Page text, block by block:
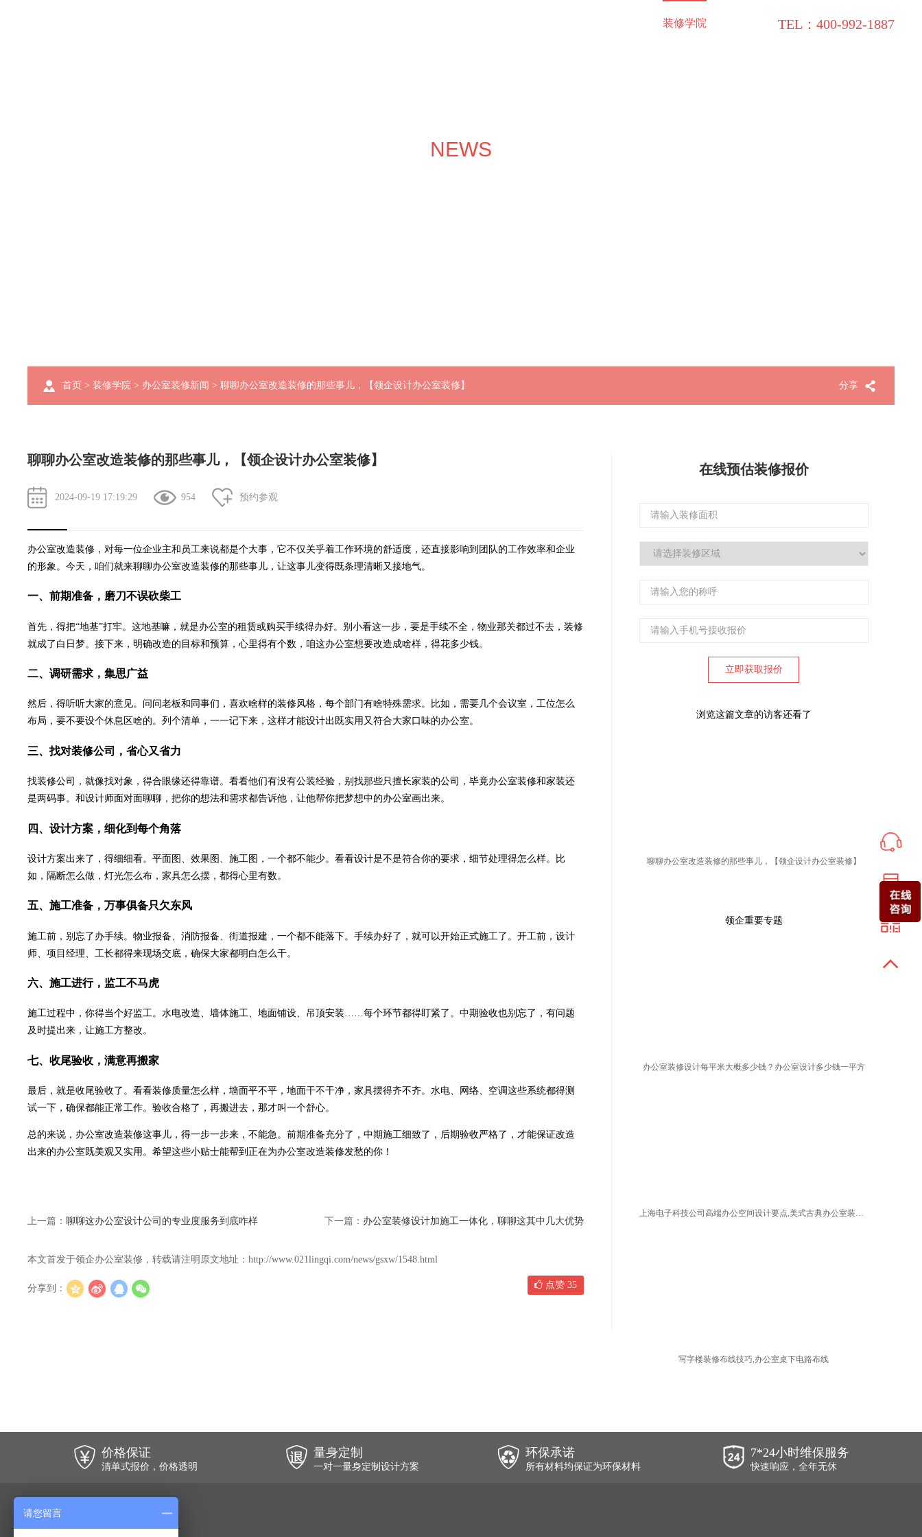
TEL：400-992-1887
装修学院
NEWS
分享
首页 > 装修学院 > 办公室装修新闻 > 聊聊办公室改造装修的那些事儿，【领企设计办公室装修】
聊聊办公室改造装修的那些事儿，【领企设计办公室装修】
2024-09-19 17:19:29 954 预约参观
办公室改造装修，对每一位企业主和员工来说都是个大事，它不仅关乎着工作环境的舒适度，还直接影响到团队的工作效率和企业
的形象。今天，咱们就来聊聊办公室改造装修的那些事儿，让这事儿变得既条理清晰又接地气。
一、前期准备，磨刀不误砍柴工
首先，得把“地基”打牢。这地基嘛，就是办公室的租赁或购买手续得办好。别小看这一步，要是手续不全，物业那关都过不去，装修
就成了白日梦。接下来，明确改造的目标和预算，心里得有个数，咱这办公室想要改造成啥样，得花多少钱。
二、调研需求，集思广益
然后，得听听大家的意见。问问老板和同事们，喜欢啥样的装修风格，每个部门有啥特殊需求。比如，需要几个会议室，工位怎么
布局，要不要设个休息区啥的。列个清单，一一记下来，这样才能设计出既实用又符合大家口味的办公室。
三、找对装修公司，省心又省力
找装修公司 ，就像找对象，得合眼缘还得靠谱。看看他们有没有公装经验，别找那些只擅长家装的公司，毕竟办公室装修和家装还
是两码事。和设计师面对面聊聊，把你的想法和需求都告诉他，让他帮你把梦想中的办公室画出来。
四、设计方案，细化到每个角落
设计方案出来了，得细细看。平面图、效果图、施工图，一个都不能少。看看设计是不是符合你的要求，细节处理得怎么样。比
如，隔断怎么做，灯光怎么布，家具怎么摆，都得心里有数。
五、施工准备，万事俱备只欠东风
施工前，别忘了办手续。物业报备、消防报备、街道报建，一个都不能落下。手续办好了，就可以开始正式施工了。开工前，设计
师、项目经理、工长都得来现场交底，确保大家都明白怎么干。
六、施工进行，监工不马虎
施工过程中，你得当个好监工。水电改造、墙体施工、地面铺设、吊顶安装……每个环节都得盯紧了。中期验收也别忘了，有问题
及时提出来，让施工方整改。
七、收尾验收，满意再搬家
最后，就是收尾验收了。看看装修质量怎么样，墙面平不平，地面干不干净，家具摆得齐不齐。水电、网络、空调这些系统都得测
试一下，确保都能正常工作。验收合格了，再搬进去，那才叫一个舒心。
总的来说，办公室改造装修这事儿，得一步一步来，不能急。前期准备充分了，中期施工细致了，后期验收严格了，才能保证改造
出来的办公室既美观又实用。希望这些小贴士能帮到正在为办公室改造装修发愁的你！
上一篇： 聊聊这办公室设计公司的专业度服务到底咋样 下一篇： 办公室装修设计加施工一体化，聊聊这其中几大优势
本文首发于领企办公室装修，转载请注明原文地址：http://www.021lingqi.com/news/gsxw/1548.html
分享到： 点赞 35
在线预估装修报价
浏览这篇文章的访客还看了
聊聊办公室改造装修的那些事儿，【领企设计办公室装修】
领企重要专题
办公室装修设计每平米大概多少钱？办公室设计多少钱一平方
写字楼装修布线技巧,办公室桌下电路布线
价格保证
清单式报价，价格透明
量身定制
一对一量身定制设计方案
环保承诺
所有材料均保证为环保材料
7*24小时维保服务
快速响应，全年无休
请您留言